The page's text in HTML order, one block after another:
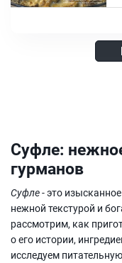
Желатин, Холодная
Суфле из брокколи -
легко и просто можете
блюдо получается
суфле вы можете
и порадовать всех
Суфле:
гурманов
Суфле- это
нежной текстурой и
рассмотрим, как
о его истории,
исследуем